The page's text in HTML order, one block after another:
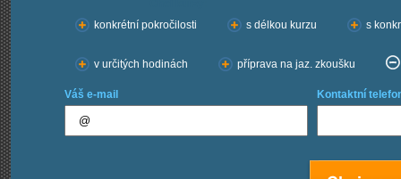
konkrétní pokročilosti
s délkou kurzu s
v určitých hodinách příprava na jaz. zkoušku
Váš e-mail Kontaktní